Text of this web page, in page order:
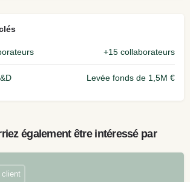
+15 collaborateurs
Levée fonds de 1,5M €
également être intéressé par
client